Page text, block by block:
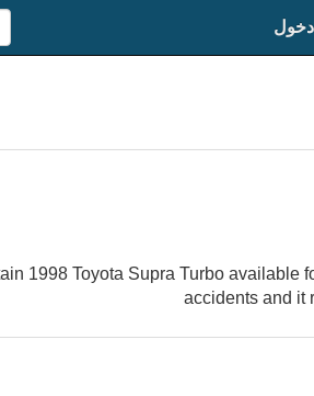
دخول
1998 Toyota Supra Turbo
accidents and it